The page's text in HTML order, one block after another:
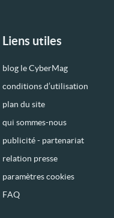
Liens utiles
blog le CyberMag
conditions d’utilisation
plan du site
qui sommes-nous
publicité - partenariat
relation presse
paramètres cookies
FAQ